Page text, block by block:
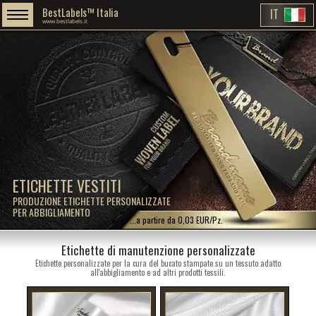
ETICHETTE VESTITI
PRODUZIONE ETICHETTE PERSONALIZZATE
PER ABBIGLIAMENTO
BestLabels™ Italia
www.bestlabels.it IT
...a partire da 0,03 EUR/Pz.
Etichette di manutenzione personalizzate
Etichette personalizzate per la cura del bucato stampate su un tessuto adatto
all'abbigliamento e ad altri prodotti tessili.